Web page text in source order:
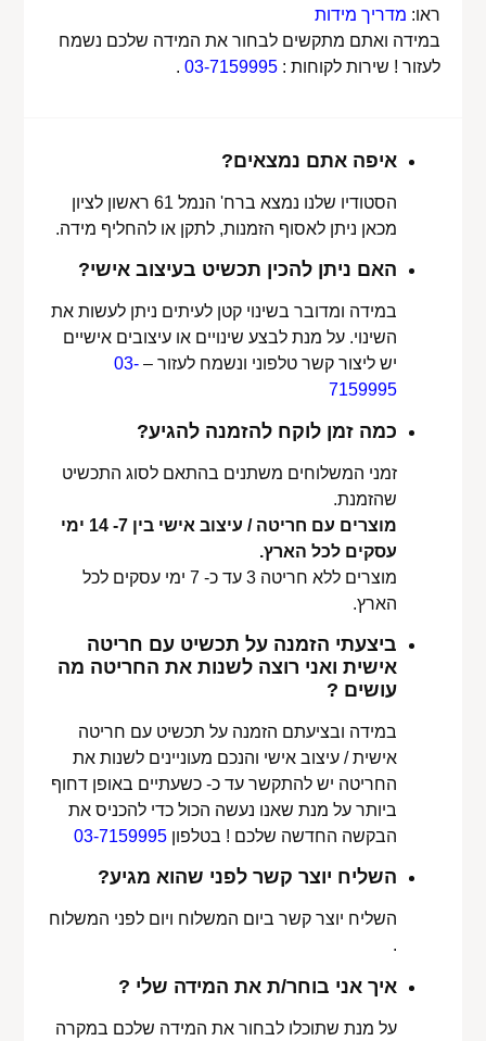
ראו:מדריך מידות
במידה ואתם מתקשים לבחור את המידה שלכם נשמח
לעזור ! שירות לקוחות :03-7159995
.
איפה אתם נמצאים?
הסטודיו שלנו נמצא ברח' הנמל 61 ראשון לציון
מכאן ניתן לאסוף הזמנות, לתקן או להחליף מידה.
האם ניתן להכין תכשיט בעיצוב אישי?
במידה ומדובר בשינוי קטן לעיתים ניתן לעשות את
השינוי. על מנת לבצע שינויים או עיצובים אישיים
יש ליצור קשר טלפוני ונשמח לעזור –03-
7159995
כמה זמן לוקח להזמנה להגיע?
זמני המשלוחים משתנים בהתאם לסוג התכשיט
שהזמנת.
מוצרים עם חריטה / עיצוב אישי בין 7- 14 ימי
עסקים לכל הארץ.
מוצרים ללא חריטה 3 עד כ- 7 ימי עסקים לכל
הארץ.
ביצעתי הזמנה על תכשיט עם חריטה
אישית ואני רוצה לשנות את החריטה מה
עושים ?
במידה ובציעתם הזמנה על תכשיט עם חריטה
אישית / עיצוב אישי והנכם מעוניינים לשנות את
החריטה יש להתקשר עד כ- כשעתיים באופן דחוף
ביותר על מנת שאנו נעשה הכול כדי להכניס את
הבקשה החדשה שלכם ! בטלפון03-7159995
השליח יוצר קשר לפני שהוא מגיע?
השליח יוצר קשר ביום המשלוח ויום לפני המשלוח
איך אני בוחר/ת את המידה שלי ?
על מנת שתוכלו לבחור את המידה שלכם במקרה